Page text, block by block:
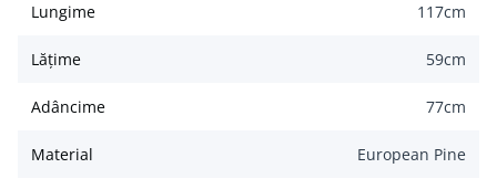
Lungime 117cm
Lățime 59cm
Adâncime 77cm
Material European Pine